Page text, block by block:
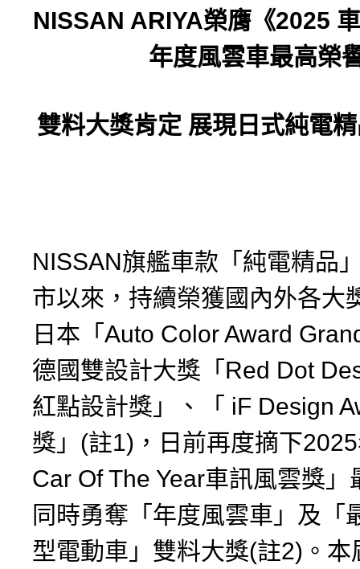
NISSAN ARIYA榮膺《2025
年度風雲車最高榮
雙料大獎肯定 展現日式純電
NISSAN旗艦車款「純電精品
市以來，持續榮獲國內外各大
日本「Auto Color Award
德國雙設計大獎「Red Dot
紅點設計獎」、「 iF Design
獎」(註1)，日前再度摘下
Car Of The Year車訊風雲獎」
同時勇奪「年度風雲車」及「
型電動車」雙料大獎(註2)。本